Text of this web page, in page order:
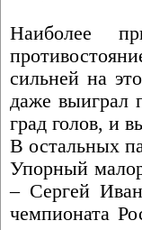
Наиболее
сильней на
даже выиграл
град голов, и
В остальных
Упорный
– Сергей
чемпионата